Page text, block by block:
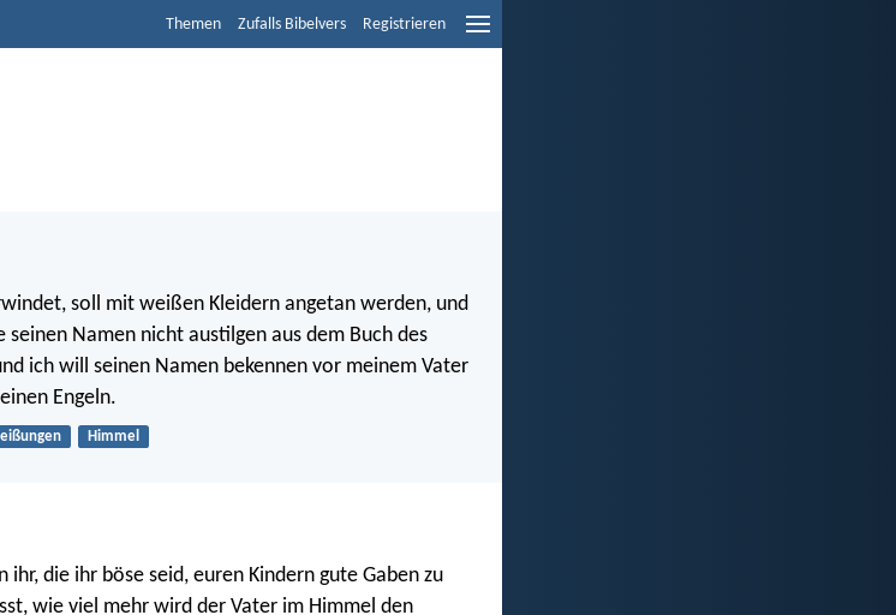
Themen Zufalls Bibelvers Registrieren
soll mit weißen Kleidern angetan werden, und
seinen Namen nicht austilgen aus dem Buch des
ich will seinen Namen bekennen vor meinem Vater
Engeln.
Himmel
ihr, die ihr böse seid, euren Kindern gute Gaben zu
wie viel mehr wird der Vater im Himmel den